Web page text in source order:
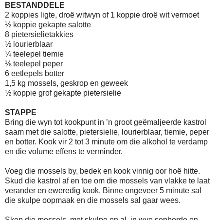
BESTANDDELE
2 koppies ligte, droë witwyn of 1 koppie droë wit vermoet
½ koppie gekapte salotte
8 pietersielietakkies
½ lourierblaar
¼ teelepel tiemie
⅛ teelepel peper
6 eetlepels botter
1,5 kg mossels, geskrop en geweek
½ koppie grof gekapte pietersielie
STAPPE
Bring die wyn tot kookpunt in ’n groot geëmaljeerde kastrol
saam met die salotte, pietersielie, lourierblaar, tiemie, peper
en botter. Kook vir 2 tot 3 minute om die alkohol te verdamp
en die volume effens te verminder.
Voeg die mossels by, bedek en kook vinnig oor hoë hitte.
Skud die kastrol af en toe om die mossels van vlakke te laat
verander en eweredig kook. Binne ongeveer 5 minute sal
die skulpe oopmaak en die mossels sal gaar wees.